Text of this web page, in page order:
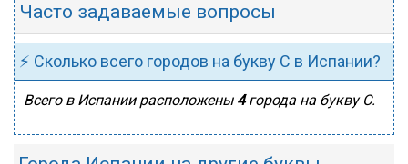
Часто задаваемые вопросы
⚡ Сколько всего городов на букву С в Испании?
Всего в Испании расположены 4города на букву С.